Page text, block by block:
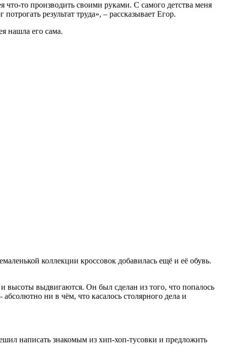
что-то производить своими руками. С самого детства меня
результат труда», – рассказывает Егор.
нашла его сама.
коллекции кроссовок добавилась ещё и её обувь.
высоты выдвигаются. Он был сделан из того, что попалось
ни в чём, что касалось столярного дела и
написать знакомым из хип-хоп-тусовки и предложить